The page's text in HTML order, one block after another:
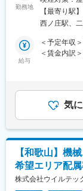
業界トップ
型車以外の
（2）最新設
全工場に冷
（3）透明
を3台ずつ設
自動車業界
から信頼さ
■組織構成：
■業務内容
・年間大小
て、大手鉄
務と、受注
してご担当
■本ポジショ
・大手鉄鋼
先のニーズ
ております
りを大事』
おります！
勤務地
ートワーク含
【最寄り駅】
西ノ庄駅、
給与
＜予定年収
＜賃金内訳
収に残業代
であり、選
定手当を含
気
【和歌山】機
希望エリア配
株式会社ウイルテッ